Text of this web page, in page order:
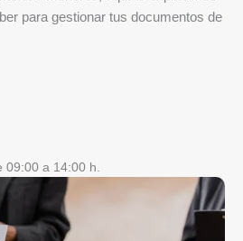
para gestionar tus documentos de
09:00 a 14:00 h.